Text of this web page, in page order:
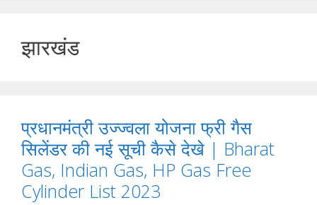
झारखंड
प्रधानमंत्री उज्ज्वला योजना फ्री गैस
सिलेंडर की नई सूची कैसे देखे | Bharat
Gas, Indian Gas, HP Gas Free
Cylinder List 2023